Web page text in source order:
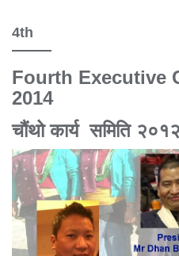
4th
Fourth Executive
2014
चौंथो कार्य समिति